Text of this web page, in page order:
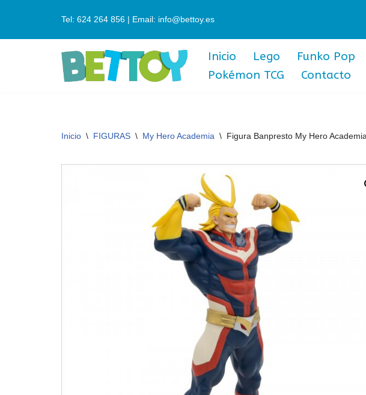
Tel: 624 264 856 | Email: info@bettoy.es
Inicio Lego Funko Pop
Pokémon TCG
Contacto
Inicio \ FIGURAS \ My Hero Academia \ Figura Banpresto My Hero